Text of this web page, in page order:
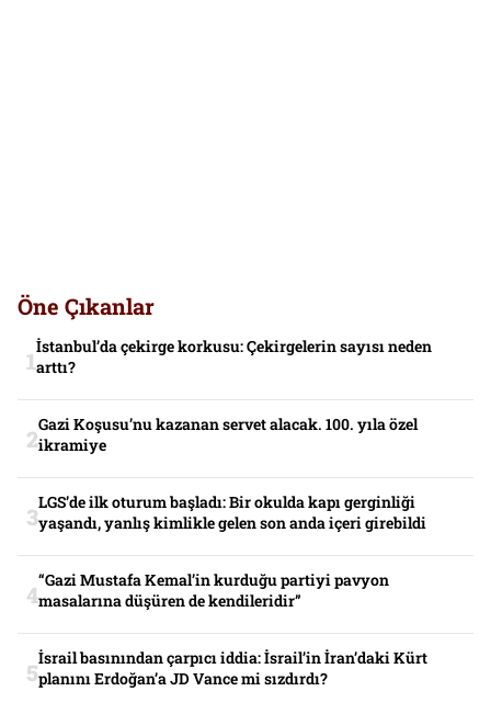
Öne Çıkanlar
İstanbul’da çekirge korkusu: Çekirgelerin sayısı neden
arttı?
Gazi Koşusu’nu kazanan servet alacak. 100. yıla özel
ikramiye
LGS’de ilk oturum başladı: Bir okulda kapı gerginliği
yaşandı, yanlış kimlikle gelen son anda içeri girebildi
“Gazi Mustafa Kemal’in kurduğu partiyi pavyon
masalarına düşüren de kendileridir”
İsrail basınından çarpıcı iddia: İsrail’in İran’daki Kürt
planını Erdoğan’a JD Vance mi sızdırdı?